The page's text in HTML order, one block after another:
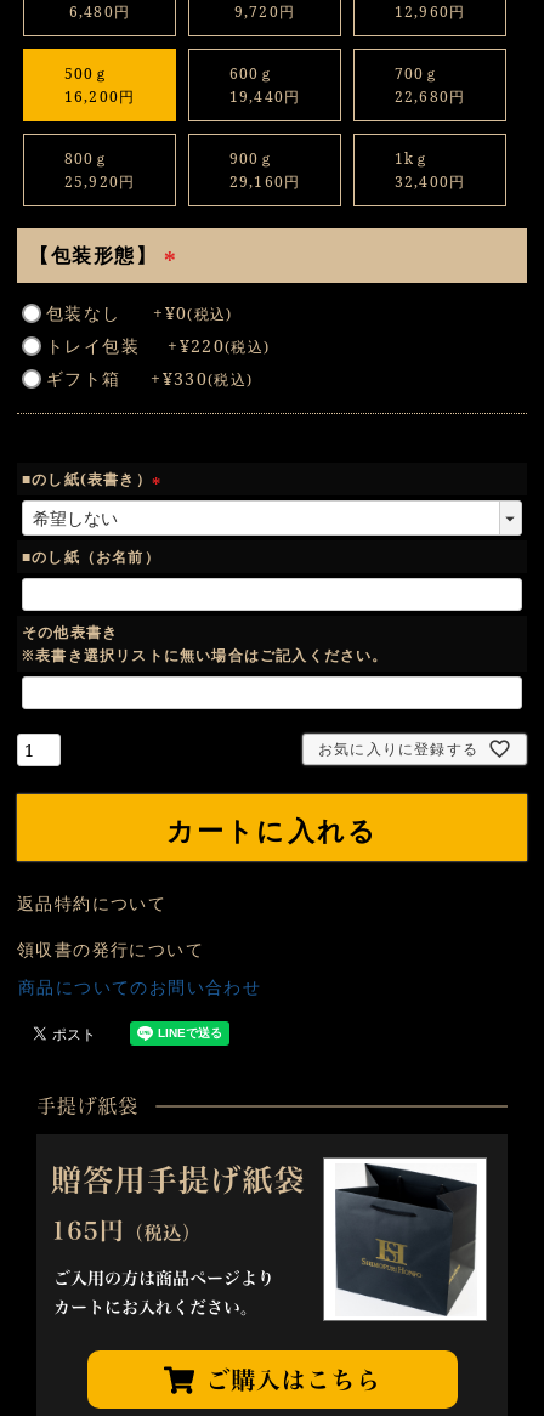
6,480円
9,720円
12,960円
500ｇ
16,200円
600ｇ
19,440円
700ｇ
22,680円
800ｇ
25,920円
900ｇ
29,160円
1kｇ
32,400円
【包装形態】
必
須
)
包装なし +¥0 税込
トレイ包装 +¥220 税込
ギフト箱 +¥330 税込
■のし紙(表書き）
必
)
■のし紙（お名前）
その他表書き
※表書き選択リストに無い場合はご記入ください。
お気に入りに登録する
カートに入れる
返品特約について
領収書の発行について
商品についてのお問い合わせ